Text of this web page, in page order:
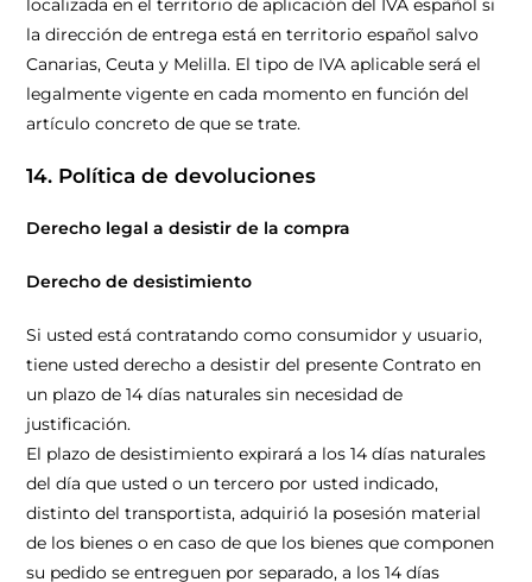
localizada en el territorio de aplicación del IVA español si
la dirección de entrega está en territorio español salvo
Canarias, Ceuta y Melilla. El tipo de IVA aplicable será el
legalmente vigente en cada momento en función del
artículo concreto de que se trate.
14. Política de devoluciones
Derecho legal a desistir de la compra
Derecho de desistimiento
Si usted está contratando como consumidor y usuario,
tiene usted derecho a desistir del presente Contrato en
un plazo de 14 días naturales sin necesidad de
justificación.
El plazo de desistimiento expirará a los 14 días naturales
del día que usted o un tercero por usted indicado,
distinto del transportista, adquirió la posesión material
de los bienes o en caso de que los bienes que componen
su pedido se entreguen por separado, a los 14 días